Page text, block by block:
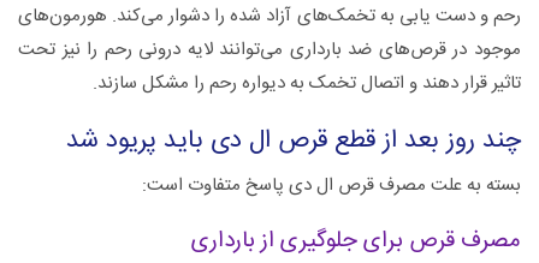
رحم و دست یابی به تخمک‌های آزاد شده را دشوار می‌کند. هورمون‌های
موجود در قرص‌های ضد بارداری می‌توانند لایه درونی رحم را نیز تحت
تاثیر قرار دهند و اتصال تخمک به دیواره رحم را مشکل سازند.
چند روز بعد از قطع قرص ال دی باید پریود شد
بسته به علت مصرف قرص ال دی پاسخ متفاوت است:
مصرف قرص برای جلوگیری از بارداری